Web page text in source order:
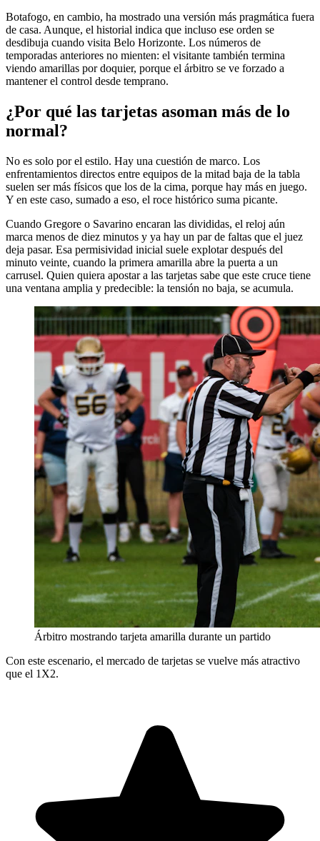
Botafogo, en cambio, ha mostrado una versión más pragmática fuera
de casa. Aunque, el historial indica que incluso ese orden se
desdibuja cuando visita Belo Horizonte. Los números de
temporadas anteriores no mienten: el visitante también termina
viendo amarillas por doquier, porque el árbitro se ve forzado a
mantener el control desde temprano.
¿Por qué las tarjetas asoman más de lo
normal?
No es solo por el estilo. Hay una cuestión de marco. Los
enfrentamientos directos entre equipos de la mitad baja de la tabla
suelen ser más físicos que los de la cima, porque hay más en juego.
Y en este caso, sumado a eso, el roce histórico suma picante.
Cuando Gregore o Savarino encaran las divididas, el reloj aún
marca menos de diez minutos y ya hay un par de faltas que el juez
deja pasar. Esa permisividad inicial suele explotar después del
minuto veinte, cuando la primera amarilla abre la puerta a un
carrusel. Quien quiera apostar a las tarjetas sabe que este cruce tiene
una ventana amplia y predecible: la tensión no baja, se acumula.
Árbitro mostrando tarjeta amarilla durante un partido
Con este escenario, el mercado de tarjetas se vuelve más atractivo
que el 1X2.